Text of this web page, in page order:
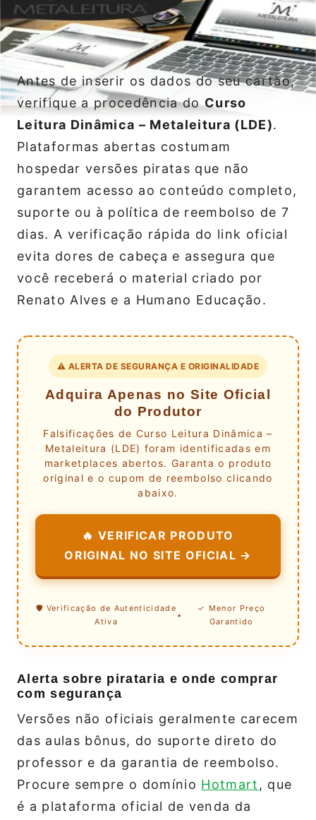
Antes de inserir os dados do seu cartão,
verifique a procedência doCurso
Leitura Dinâmica – Metaleitura (LDE).
Plataformas abertas costumam
hospedar versões piratas que não
garantem acesso ao conteúdo completo,
suporte ou à política de reembolso de 7
dias. A verificação rápida do link oficial
evita dores de cabeça e assegura que
você receberá o material criado por
Renato Alves e a Humano Educação.
⚠️ ALERTA DE SEGURANÇA E ORIGINALIDADE
Adquira Apenas no Site Oficial
do Produtor
Falsificações de Curso Leitura Dinâmica –
Metaleitura (LDE) foram identificadas em
marketplaces abertos. Garanta o produto
original e o cupom de reembolso clicando
abaixo.
🔥 VERIFICAR PRODUTO
ORIGINAL NO SITE OFICIAL →
🛡️ Verificação de Autenticidade
Ativa
•
✓ Menor Preço
Garantido
Alerta sobre pirataria e onde comprar
com segurança
Versões não oficiais geralmente carecem
das aulas bônus, do suporte direto do
professor e da garantia de reembolso.
Procure sempre o domínio Hotmart , que
é a plataforma oficial de venda da